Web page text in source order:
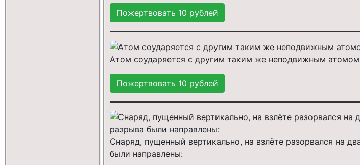
Атом соударяется с другим таким же неподвижным
Снаряд, пущенный вертикально, на взлёте разорвался на
были направлены: